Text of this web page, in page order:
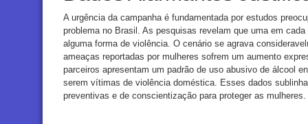
A urgência da campanha é fundamentada por estudos
problema no Brasil. As pesquisas revelam que uma em
alguma forma de violência. O cenário se agrava
ameaças reportadas por mulheres sofrem um aumento
parceiros apresentam um padrão de uso abusivo de álcool
serem vítimas de violência doméstica. Esses dados
preventivas e de conscientização para proteger as mulheres.